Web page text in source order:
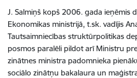
J. Salmiņš kopš 2006. gada ieņēmis
Ekonomikas ministrijā, t.sk. vadījis
Tautsaimniecības struktūrpolitikas
posmos paralēli pildot arī Ministru
zinātnes ministra padomnieka
sociālo zinātņu bakalaura un